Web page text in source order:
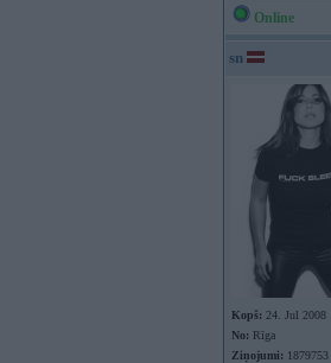
Online
sn
Kopš: 24. Jul 2008
No: Rīga
Ziņojumi: 1879753